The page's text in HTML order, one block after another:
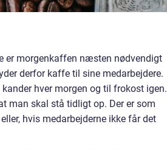
er morgenkaffen næsten nødvendigt
derfor kaffe til sine medarbejdere.
hver morgen og til frokost igen.
man skal stå tidligt op. Der er som
hvis medarbejderne ikke får det